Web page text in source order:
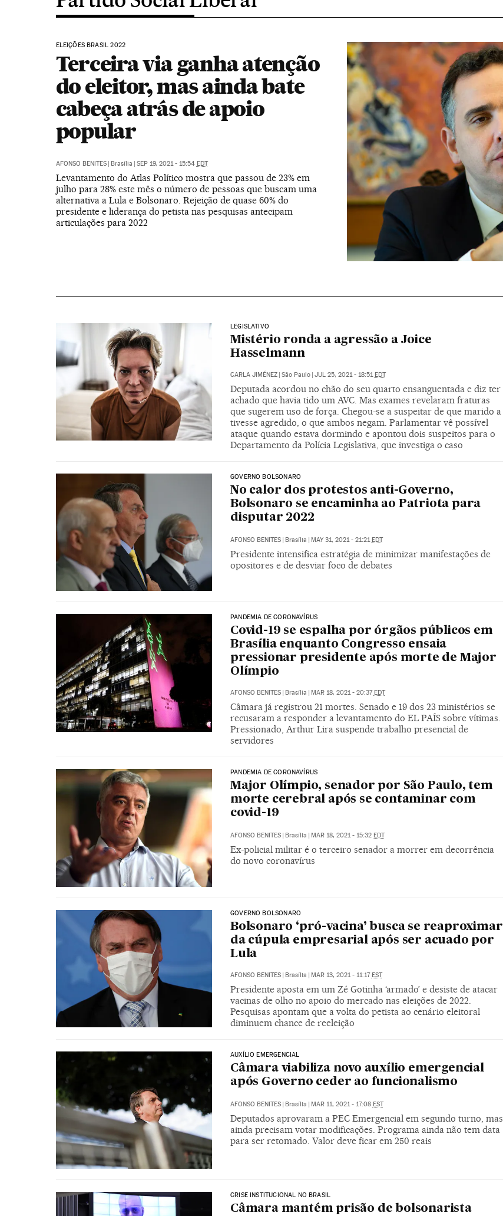
ELEIÇÕES BRASIL 2022
Terceira via ganha atenção
do eleitor, mas ainda bate
cabeça atrás de apoio
popular
AFONSO BENITES | Brasília | SEP 19, 2021 - 15:54 EDT
Levantamento do Atlas Político mostra que passou de 23% em
julho para 28% este mês o número de pessoas que buscam uma
alternativa a Lula e Bolsonaro. Rejeição de quase 60% do
presidente e liderança do petista nas pesquisas antecipam
articulações para 2022
LEGISLATIVO
Mistério ronda a agressão a Joice
Hasselmann
CARLA JIMÉNEZ | São Paulo | JUL 25, 2021 - 18:51EDT
Deputada acordou no chão do seu quarto ensanguentada e diz ter
achado que havia tido um AVC. Mas exames revelaram fraturas
que sugerem uso de força. Chegou-se a suspeitar de que marido a
tivesse agredido, o que ambos negam. Parlamentar vê possível
ataque quando estava dormindo e apontou dois suspeitos para o
Departamento da Polícia Legislativa, que investiga o caso
GOVERNO BOLSONARO
No calor dos protestos anti-Governo,
Bolsonaro se encaminha ao Patriota para
disputar 2022
AFONSO BENITES | Brasília | MAY 31, 2021 - 21:21EDT
Presidente intensifica estratégia de minimizar manifestações de
opositores e de desviar foco de debates
PANDEMIA DE CORONAVÍRUS
Covid-19 se espalha por órgãos públicos em
Brasília enquanto Congresso ensaia
pressionar presidente após morte de Major
Olímpio
AFONSO BENITES Brasília MAR 18, 2021 - 20:37 EDT
Câmara já registrou 21 mortes. Senado e 19 dos 23 ministérios se
recusaram a responder a levantamento do EL PAÍS sobre vítimas.
Pressionado, Arthur Lira suspende trabalho presencial de
servidores
PANDEMIA DE CORONAVÍRUS
Major Olímpio, senador por São Paulo, tem
morte cerebral após se contaminar com
covid-19
AFONSO BENITES | Brasília | MAR 18, 2021 - 15:32 EDT
Ex-policial militar é o terceiro senador a morrer em decorrência
do novo coronavírus
GOVERNO BOLSONARO
Bolsonaro ‘pró-vacina’ busca se reaproximar
da cúpula empresarial após ser acuado por
Lula
AFONSO BENITES | Brasília | MAR 13, 2021 - 11:17EST
Presidente aposta em um Zé Gotinha ‘armado’ e desiste de atacar
vacinas de olho no apoio do mercado nas eleições de 2022.
Pesquisas apontam que a volta do petista ao cenário eleitoral
diminuem chance de reeleição
AUXÍLIO EMERGENCIAL
Câmara viabiliza novo auxílio emergencial
após Governo ceder ao funcionalismo
AFONSO BENITES | Brasília | MAR 11, 2021 - 17:08 EST
Deputados aprovaram a PEC Emergencial em segundo turno, mas
ainda precisam votar modificações. Programa ainda não tem data
para ser retomado. Valor deve ficar em 250 reais
CRISE INSTITUCIONAL NO BRASIL
Câmara mantém prisão de bolsonarista